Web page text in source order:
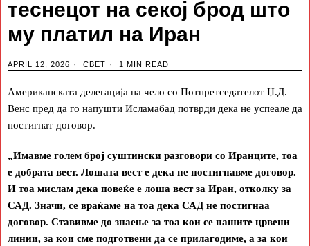
теснецот на секој брод што
му платил на Иран
APRIL 12, 2026 СВЕТ 1 MIN READ
Американската делегација на чело со Потпретседателот Џ.Д.
Венс пред да го напушти Исламабад потврди дека не успеале да
постигнат договор.
„Имавме голем број суштински разговори со Иранците, тоа
е добрата вест. Лошата вест е дека не постигнавме договор.
И тоа мислам дека повеќе е лоша вест за Иран, отколку за
САД. Значи, се враќаме на тоа дека САД не постигнаа
договор. Ставивме до знаење за тоа кои се нашите црвени
линии, за кои сме подготвени да се прилагодиме, а за кои